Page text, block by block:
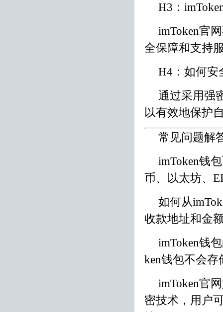
H3：
imToken官
全保障和支持
H4：如何安
通过采用强
以有效地保护
常见问题解
imToken钱
币、以太坊、
如何从
收款地址和金
imToken钱
ken钱包不会
imToken官
密技术，用户